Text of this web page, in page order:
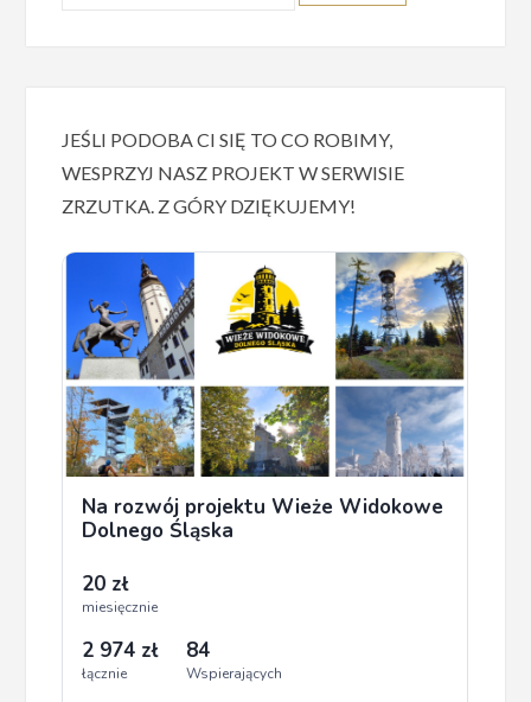
JEŚLI PODOBA CI SIĘ TO CO ROBIMY,
WESPRZYJ NASZ PROJEKT W SERWISIE
ZRZUTKA. Z GÓRY DZIĘKUJEMY!